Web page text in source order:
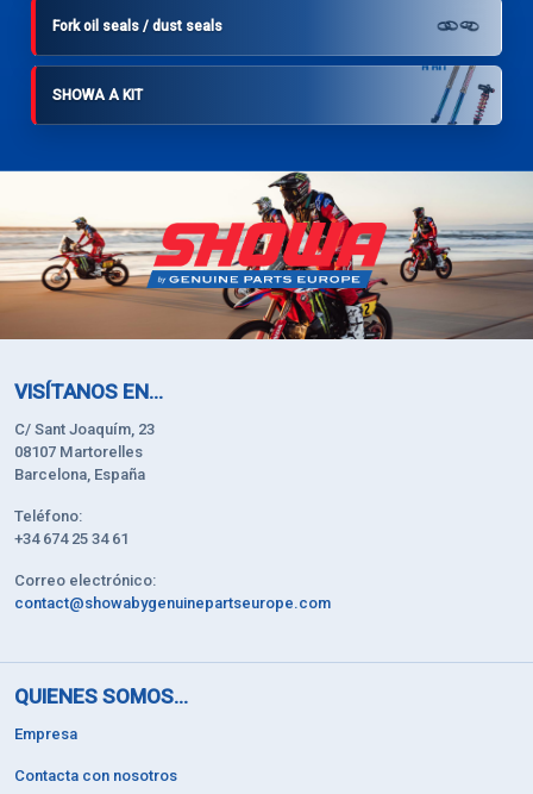
Fork oil seals / dust seals
SHOWA A KIT
VISÍTANOS EN...
C/ Sant Joaquím, 23
08107 Martorelles
Barcelona, España
Teléfono:
+34 674 25 34 61
Correo electrónico:
contact@showabygenuinepartseurope.com
QUIENES SOMOS...
Empresa
Contacta con nosotros